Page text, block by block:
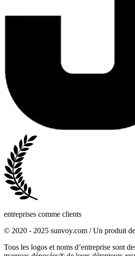
entreprises comme clients
© 2020 - 2025 sunvoy.com / Un produit
Tous les logos et noms d’entreprise sont